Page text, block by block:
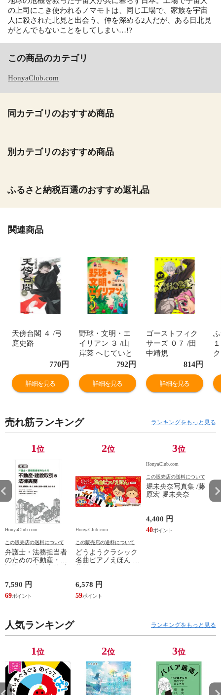
の上司にこき使われるノマモトは、同じ工場で、家族を宇宙
人に殺された北見と出会う。仲を深める2人だが、ある日北見
がとんでもないことをしてしまい…!?
この商品のカテゴリ
HonyaClub.com
同カテゴリのおすすめ商品
別カテゴリのおすすめ商品
ふるさと納税百選のおすすめ返礼品
関連商品
天傍台閣 ４ /弓
庭史路
770円
詳細を見る
野球・文明・エ
イリアン ３ /山
岸菜 へじていと
792円
詳細を見る
ゴーストフィク
サーズ ０７ /田
中靖規
814円
詳細を見る
売れ筋ランキング ランキングをもっと見る
1位
HonyaClub.com
この販売店の送料について
弁護士・法務担当者
のための不動産・建
開発、設計・監理、
建設請負 第２版 /富
田裕 小里佳嵩
7,590 円
69
2位
HonyaClub.com
この販売店の送料について
どうようクラシック
名曲ピアノえほん 新
ワシマミワコ
6,578 円
59
3位
HonyaClub.com
この販売店の送料について
堀未央奈写真集 /藤
原宏 堀未央奈
4,400 円
40
人気ランキング ランキングをもっと見る
1位 2位 3位